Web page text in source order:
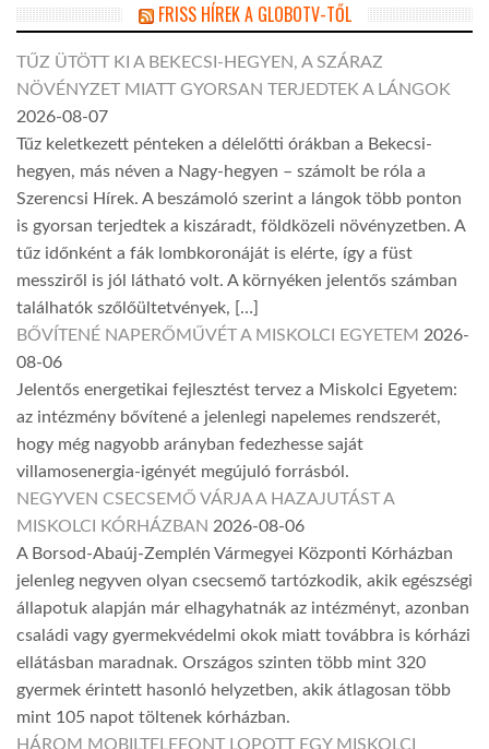
FRISS HÍREK A GLOBOTV-TŐL
TŰZ ÜTÖTT KI A BEKECSI-HEGYEN, A SZÁRAZ
NÖVÉNYZET MIATT GYORSAN TERJEDTEK A LÁNGOK
2026-08-07
Tűz keletkezett pénteken a délelőtti órákban a Bekecsi-
hegyen, más néven a Nagy-hegyen – számolt be róla a
Szerencsi Hírek. A beszámoló szerint a lángok több ponton
is gyorsan terjedtek a kiszáradt, földközeli növényzetben. A
tűz időnként a fák lombkoronáját is elérte, így a füst
messziről is jól látható volt. A környéken jelentős számban
találhatók szőlőültetvények, […]
BŐVÍTENÉ NAPERŐMŰVÉT A MISKOLCI EGYETEM 2026-
08-06
Jelentős energetikai fejlesztést tervez a Miskolci Egyetem:
az intézmény bővítené a jelenlegi napelemes rendszerét,
hogy még nagyobb arányban fedezhesse saját
villamosenergia-igényét megújuló forrásból.
NEGYVEN CSECSEMŐ VÁRJA A HAZAJUTÁST A
MISKOLCI KÓRHÁZBAN 2026-08-06
A Borsod-Abaúj-Zemplén Vármegyei Központi Kórházban
jelenleg negyven olyan csecsemő tartózkodik, akik egészségi
állapotuk alapján már elhagyhatnák az intézményt, azonban
családi vagy gyermekvédelmi okok miatt továbbra is kórházi
ellátásban maradnak. Országos szinten több mint 320
gyermek érintett hasonló helyzetben, akik átlagosan több
mint 105 napot töltenek kórházban.
HÁROM MOBILTELEFONT LOPOTT EGY MISKOLCI